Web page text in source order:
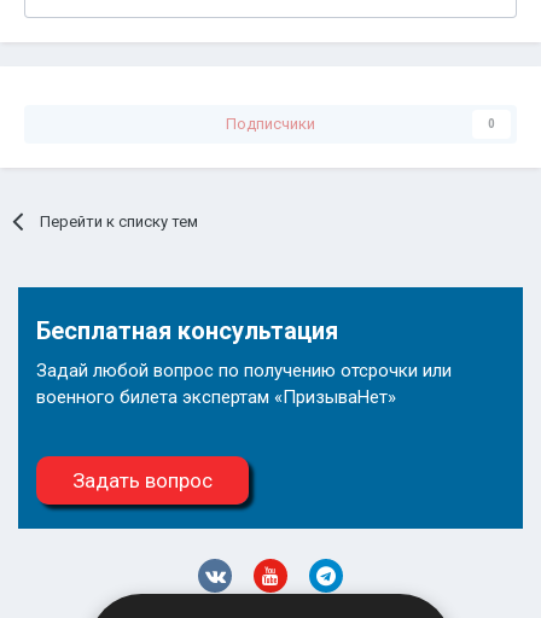
Подписчики 0
Перейти к списку тем
Бесплатная консультация
Задай любой вопрос по получению отсрочки или
военного билета экспертам «ПризываНет»
Задать вопрос